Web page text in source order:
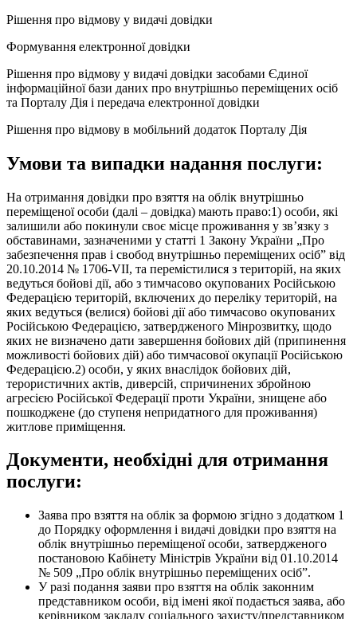
Рішення про відмову у видачі довідки
Формування електронної довідки
Рішення про відмову у видачі довідки засобами Єдиної
інформаційної бази даних про внутрішньо переміщених осіб
та Порталу Дія і передача електронної довідки
Рішення про відмову в мобільний додаток Порталу Дія
Умови та випадки надання послуги:
На отримання довідки про взяття на облік внутрішньо
переміщеної особи (далі – довідка) мають право:1) особи, які
залишили або покинули своє місце проживання у зв’язку з
обставинами, зазначеними у статті 1 Закону України „Про
забезпечення прав і свобод внутрішньо переміщених осіб” від
20.10.2014 № 1706-VII, та перемістилися з територій, на яких
ведуться бойові дії, або з тимчасово окупованих Російською
Федерацією територій, включених до переліку територій, на
яких ведуться (велися) бойові дії або тимчасово окупованих
Російською Федерацією, затвердженого Мінрозвитку, щодо
яких не визначено дати завершення бойових дій (припинення
можливості бойових дій) або тимчасової окупації Російською
Федерацією.2) особи, у яких внаслідок бойових дій,
терористичних актів, диверсій, спричинених збройною
агресією Російської Федерації проти України, знищене або
пошкоджене (до ступеня непридатного для проживання)
житлове приміщення.
Документи, необхідні для отримання
послуги:
Заява про взяття на облік за формою згідно з додатком 1
до Порядку оформлення і видачі довідки про взяття на
облік внутрішньо переміщеної особи, затвердженого
постановою Кабінету Міністрів України від 01.10.2014
№ 509 „Про облік внутрішньо переміщених осіб”.
У разі подання заяви про взяття на облік законним
представником особи, від імені якої подається заява, або
керівником закладу соціального захисту/представником